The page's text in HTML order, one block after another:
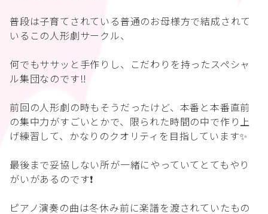
普段は子育てされている普通のお母様方で結成されて
いるこの人形劇サークル、
何でもササッと手作りし、こだわりを持ったスペシャ
ル集団なのです‼️
前回の人形劇の時もそうだったけど、本番と本番直前
の集中力がすごいとかで、限られた時間の中で作り上
げ練習して、かなりのクオリティを目指しています✨
最後まで妥協しない所が一緒にやっていてとてもやり
がいがあるのです❗️
ピアノ演奏の曲は冬休み前に楽譜を渡されていたもの